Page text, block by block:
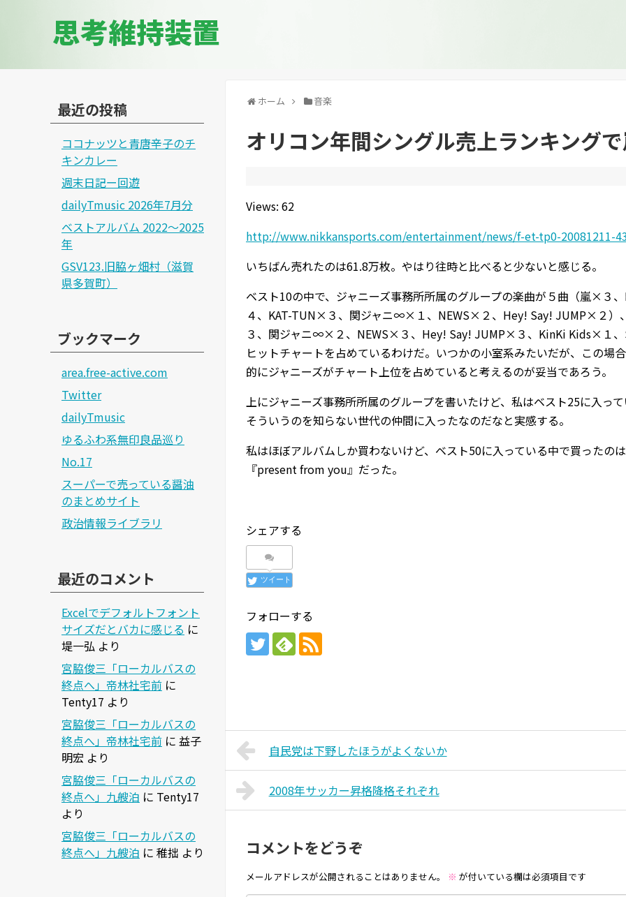
思考維持装置
ホーム 音楽
オリコン年間シングル売上ランキング
Views: 62
http://www.nikkansports.com/entertainment/news/f-et-tp0-20081211-
いちばん売れたのは61.8万枚。やはり往時と比べると少ないと感じる。
ベスト10の中で、ジャニーズ事務所所属のグループの楽曲が５曲（嵐×３
４、KAT-TUN×３、関ジャニ∞×１、NEWS×２、Hey! Say! JUMP×２）
３、関ジャニ∞×２、NEWS×３、Hey! Say! JUMP×３、KinKi Kids×１
ヒットチャートを占めているわけだ。いつかの小室系みたいだが、この場
的にジャニーズがチャート上位を占めていると考えるのが妥当であろう。
上にジャニーズ事務所所属のグループを書いたけど、私はベスト25に入っ
そういうのを知らない世代の仲間に入ったなのだなと実感する。
私はほぼアルバムしか買わないけど、ベスト50に入っている中で買ったの
『present from you』だった。
シェアする
ツイート
フォローする
自民党は下野したほうがよくないか
2008年サッカー昇格降格それぞれ
コメントをどうぞ
メールアドレスが公開されることはありません。 ※ が付いている欄は必須項目です
最近の投稿
ココナッツと青唐辛子のチ
キンカレー
週末日記ー回遊
dailyTmusic 2026年7月分
ベストアルバム 2022～2025
年
GSV123.旧脇ヶ畑村（滋賀
県多賀町）
ブックマーク
area.free-active.com
Twitter
dailyTmusic
ゆるふわ系無印良品巡り
No.17
スーパーで売っている醤油
のまとめサイト
政治情報ライブラリ
最近のコメント
Excelでデフォルトフォント
サイズだとバカに感じる に
堤一弘 より
宮脇俊三「ローカルバスの
終点へ」帝林社宅前 に
Tenty17 より
宮脇俊三「ローカルバスの
終点へ」帝林社宅前 に 益子
明宏 より
宮脇俊三「ローカルバスの
終点へ」九艘泊 に Tenty17
より
宮脇俊三「ローカルバスの
終点へ」九艘泊 に 稚拙 より